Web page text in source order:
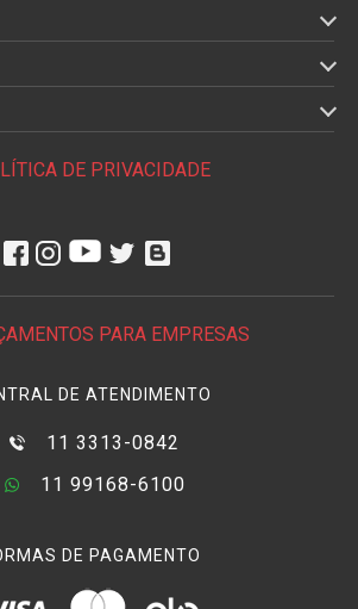
DE PRIVACIDADE
PARA EMPRESAS
DE ATENDIMENTO
11 3313-0842
11 99168-6100
DE PAGAMENTO